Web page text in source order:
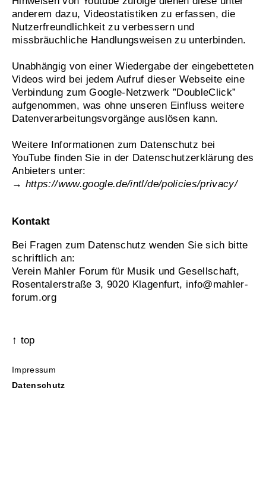
anderem dazu, Videostatistiken zu erfassen, die
Nutzerfreundlichkeit zu verbessern und
missbräuchliche Handlungsweisen zu unterbinden.
Unabhängig von einer Wiedergabe der eingebetteten
Videos wird bei jedem Aufruf dieser Webseite eine
Verbindung zum Google-Netzwerk ”DoubleClick”
aufgenommen, was ohne unseren Einfluss weitere
Datenverarbeitungsvorgänge auslösen kann.
Weitere Informationen zum Datenschutz bei
YouTube finden Sie in der Datenschutzerklärung des
Anbieters unter:
→ https://www.google.de/intl/de/policies/privacy/
Kontakt
Bei Fragen zum Datenschutz wenden Sie sich bitte
schriftlich an:
Verein Mahler Forum für Musik und Gesellschaft,
Rosentalerstraße 3, 9020 Klagenfurt, info@mahler-
forum.org
↑ top
Impressum
Datenschutz